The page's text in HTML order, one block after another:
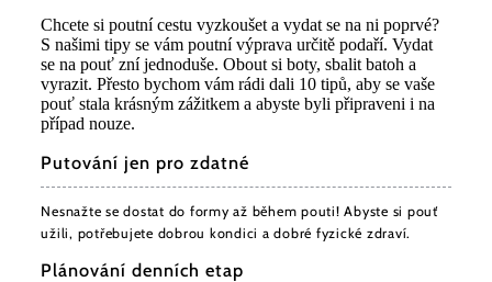
Chcete si poutní cestu vyzkoušet a vydat se na ni poprvé?
S našimi tipy se vám poutní výprava určitě podaří. Vydat
se na pouť zní jednoduše. Obout si boty, sbalit batoh a
vyrazit. Přesto bychom vám rádi dali 10 tipů, aby se vaše
pouť stala krásným zážitkem a abyste byli připraveni i na
případ nouze.
Putování jen pro zdatné
Nesnažte se dostat do formy až během pouti! Abyste si pouť
užili, potřebujete dobrou kondici a dobré fyzické zdraví.
Plánování denních etap